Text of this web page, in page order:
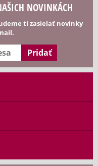
NOVINKÁCH
ti zasielať novinky